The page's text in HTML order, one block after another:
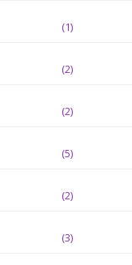
(1)
(2)
(2)
(5)
(2)
(3)